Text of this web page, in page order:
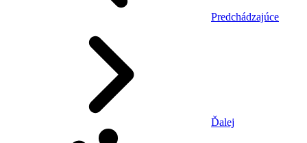
Predchádzajúce
Ďalej